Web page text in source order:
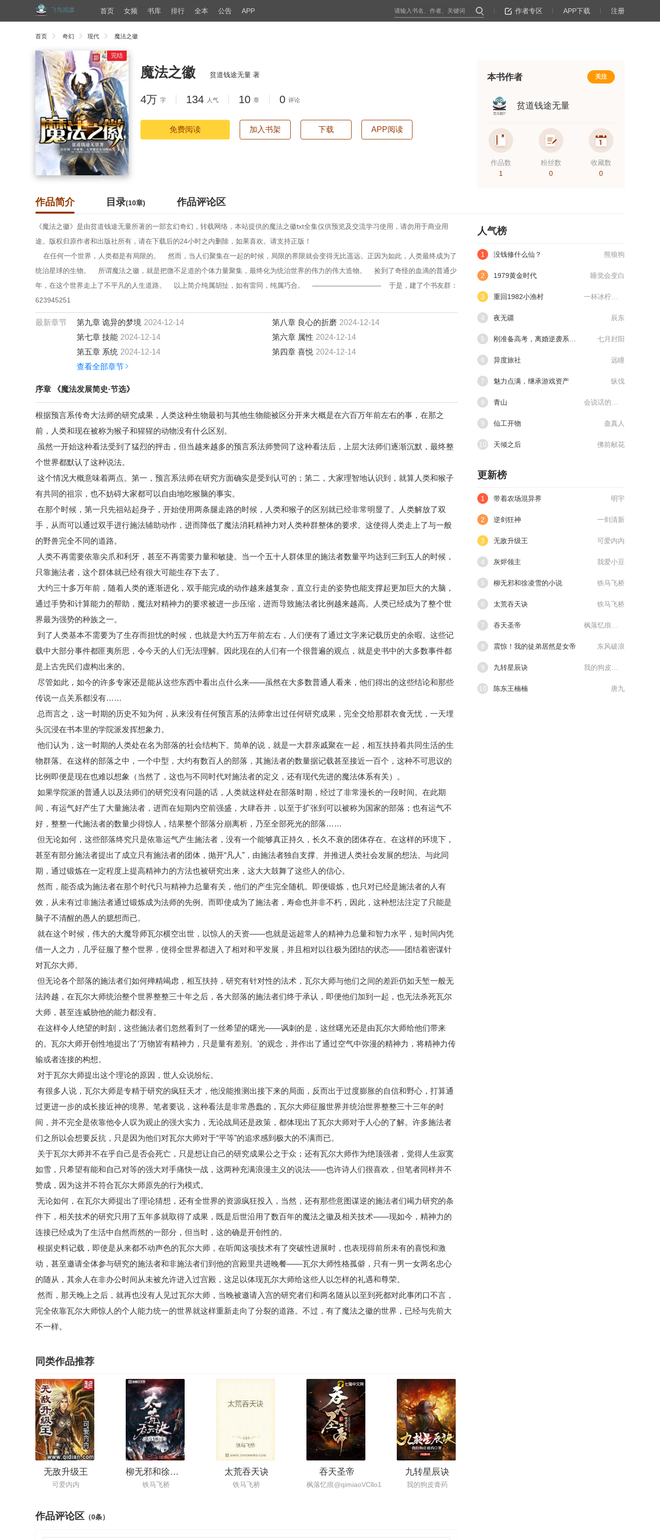
首页 女频 书库 排行 全本 公告 APP 作者专区 APP下载 注册
首页 奇幻 现代 魔法之徽
完结
魔法之徽 贫道钱途无量 著
4万 字 134 人气 10 章 0 评论
免费阅读 加入书架 下载 APP阅读
作品简介 目录(10章) 作品评论区
本书作者 关注
贫道钱途无量
作品数
1
粉丝数
0
收藏数
0
《魔法之徽》是由贫道钱途无量所著的一部玄幻奇幻，转载网络，本站提供的魔法之徽txt全集仅供预览及交流学习使用，请勿用于商业用
途。版权归原作者和出版社所有，请在下载后的24小时之内删除，如果喜欢。请支持正版！
在任何一个世界，人类都是有局限的。    然而，当人们聚集在一起的时候，局限的界限就会变得无比遥远。正因为如此，人类最终成为了
统治星球的生物。    所谓魔法之徽，就是把微不足道的个体力量聚集，最终化为统治世界的伟力的伟大造物。    捡到了奇怪的血滴的普通少
年，在这个世界走上了不平凡的人生道路。    以上简介纯属胡扯，如有雷同，纯属巧合。    ——————————    于是，建了个书友群：
623945251
最新章节 第九章 诡异的梦境 2024-12-14 第八章 良心的折磨 2024-12-14
第七章 技能 2024-12-14 第六章 属性 2024-12-14
第五章 系统 2024-12-14 第四章 喜悦 2024-12-14
查看全部章节
序章 《魔法发展简史·节选》
根据预言系传奇大法师的研究成果，人类这种生物最初与其他生物能被区分开来大概是在六百万年前左右的事，在那之
前，人类和现在被称为猴子和猩猩的动物没有什么区别。
虽然一开始这种看法受到了猛烈的抨击，但当越来越多的预言系法师赞同了这种看法后，上层大法师们逐渐沉默，最终整
个世界都默认了这种说法。
这个情况大概意味着两点。第一，预言系法师在研究方面确实是受到认可的；第二，大家理智地认识到，就算人类和猴子
有共同的祖宗，也不妨碍大家都可以自由地吃猴脑的事实。
在那个时候，第一只先祖站起身子，开始使用两条腿走路的时候，人类和猴子的区别就已经非常明显了。人类解放了双
手，从而可以通过双手进行施法辅助动作，进而降低了魔法消耗精神力对人类种群整体的要求。这使得人类走上了与一般
的野兽完全不同的道路。
人类不再需要依靠尖爪和利牙，甚至不再需要力量和敏捷。当一个五十人群体里的施法者数量平均达到三到五人的时候，
只靠施法者，这个群体就已经有很大可能生存下去了。
大约三十多万年前，随着人类的逐渐进化，双手能完成的动作越来越复杂，直立行走的姿势也能支撑起更加巨大的大脑，
通过手势和计算能力的帮助，魔法对精神力的要求被进一步压缩，进而导致施法者比例越来越高。人类已经成为了整个世
界最为强势的种族之一。
到了人类基本不需要为了生存而担忧的时候，也就是大约五万年前左右，人们便有了通过文字来记载历史的余暇。这些记
载中大部分事件都匪夷所思，令今天的人们无法理解。因此现在的人们有一个很普遍的观点，就是史书中的大多数事件都
是上古先民们虚构出来的。
尽管如此，如今的许多专家还是能从这些东西中看出点什么来——虽然在大多数普通人看来，他们得出的这些结论和那些
传说一点关系都没有……
总而言之，这一时期的历史不知为何，从来没有任何预言系的法师拿出过任何研究成果，完全交给那群衣食无忧，一天埋
头沉浸在书本里的学院派发挥想象力。
他们认为，这一时期的人类处在名为部落的社会结构下。简单的说，就是一大群亲戚聚在一起，相互扶持着共同生活的生
物群落。在这样的部落之中，一个中型，大约有数百人的部落，其施法者的数量据记载甚至接近一百个，这种不可思议的
比例即便是现在也难以想象（当然了，这也与不同时代对施法者的定义，还有现代先进的魔法体系有关）。
如果学院派的普通人以及法师们的研究没有问题的话，人类就这样处在部落时期，经过了非常漫长的一段时间。在此期
间，有运气好产生了大量施法者，进而在短期内空前强盛，大肆吞并，以至于扩张到可以被称为国家的部落；也有运气不
好，整整一代施法者的数量少得惊人，结果整个部落分崩离析，乃至全部死光的部落……
但无论如何，这些部落终究只是依靠运气产生施法者，没有一个能够真正持久，长久不衰的团体存在。在这样的环境下，
甚至有部分施法者提出了成立只有施法者的团体，抛开“凡人”，由施法者独自支撑、并推进人类社会发展的想法。与此同
期，通过锻炼在一定程度上提高精神力的方法也被研究出来，这大大鼓舞了这些人的信心。
然而，能否成为施法者在那个时代只与精神力总量有关，他们的产生完全随机。即便锻炼，也只对已经是施法者的人有
效，从未有过非施法者通过锻炼成为法师的先例。而即使成为了施法者，寿命也并非不朽，因此，这种想法注定了只能是
脑子不清醒的愚人的臆想而已。
就在这个时候，伟大的大魔导师瓦尔横空出世，以惊人的天资——也就是远超常人的精神力总量和智力水平，短时间内凭
借一人之力，几乎征服了整个世界，使得全世界都进入了相对和平发展，并且相对以往极为团结的状态——团结着密谋针
对瓦尔大师。
但无论各个部落的施法者们如何殚精竭虑，相互扶持，研究有针对性的法术，瓦尔大师与他们之间的差距仍如天堑一般无
法跨越，在瓦尔大师统治整个世界整整三十年之后，各大部落的施法者们终于承认，即便他们加到一起，也无法杀死瓦尔
大师，甚至连威胁他的能力都没有。
在这样令人绝望的时刻，这些施法者们忽然看到了一丝希望的曙光——讽刺的是，这丝曙光还是由瓦尔大师给他们带来
的。瓦尔大师开创性地提出了‘万物皆有精神力，只是量有差别。’的观念，并作出了通过空气中弥漫的精神力，将精神力传
输或者连接的构想。
对于瓦尔大师提出这个理论的原因，世人众说纷纭。
有很多人说，瓦尔大师是专精于研究的疯狂天才，他没能推测出接下来的局面，反而出于过度膨胀的自信和野心，打算通
过更进一步的成长接近神的境界。笔者要说，这种看法是非常愚蠢的，瓦尔大师征服世界并统治世界整整三十三年的时
间，并不完全是依靠他令人叹为观止的强大实力，无论战局还是政策，都体现出了瓦尔大师对于人心的了解。许多施法者
们之所以会想要反抗，只是因为他们对瓦尔大师对于“平等”的追求感到极大的不满而已。
关于瓦尔大师并不在乎自己是否会死亡，只是想让自己的研究成果公之于众；还有瓦尔大师作为绝顶强者，觉得人生寂寞
如雪，只希望有能和自己对等的强大对手痛快一战，这两种充满浪漫主义的说法——也许诗人们很喜欢，但笔者同样并不
赞成，因为这并不符合瓦尔大师原先的行为模式。
无论如何，在瓦尔大师提出了理论猜想，还有全世界的资源疯狂投入，当然，还有那些意图谋逆的施法者们竭力研究的条
件下，相关技术的研究只用了五年多就取得了成果，既是后世沿用了数百年的魔法之徽及相关技术——现如今，精神力的
连接已经成为了生活中自然而然的一部分，但当时，这的确是开创性的。
根据史料记载，即使是从来都不动声色的瓦尔大师，在听闻这项技术有了突破性进展时，也表现得前所未有的喜悦和激
动，甚至邀请全体参与研究的施法者和非施法者们到他的宫殿里共进晚餐——瓦尔大师性格孤僻，只有一男一女两名忠心
的随从，其余人在非办公时间从未被允许进入过宫殿，这足以体现瓦尔大师给这些人以怎样的礼遇和尊荣。
然而，那天晚上之后，就再也没有人见过瓦尔大师，当晚被邀请入宫的研究者们和两名随从以至到死都对此事闭口不言，
完全依靠瓦尔大师惊人的个人能力统一的世界就这样重新走向了分裂的道路。不过，有了魔法之徽的世界，已经与先前大
不一样。
同类作品推荐
无敌升级王
可爱内内
柳无邪和徐凌雪的小说
铁马飞桥
太荒吞天诀
铁马飞桥
吞天圣帝
枫落忆痕@qimiaoVCllo1
九转星辰诀
我的狗皮膏药
作品评论区 （0条）
人气榜
1 没钱修什么仙？ 熊狼狗
2 1979黄金时代 睡觉会变白
3 重回1982小渔村
4 夜无疆 辰东
5 七月封阳
6 异度旅社 远瞳
7 魅力点满，继承游戏资产 纵伐
8 青山
9 仙工开物 蛊真人
10 天倾之后 佛前献花
更新榜
1 带着农场混异界 明宇
2 逆剑狂神 一剑清新
3 无敌升级王 可爱内内
4 灰烬领主 我爱小豆
5 柳无邪和徐凌雪的小说 铁马飞桥
6 太荒吞天诀 铁马飞桥
7 吞天圣帝
8 震惊！我的徒弟居然是女帝 东风破浪
9 九转星辰诀
10 陈东王楠楠 唐九